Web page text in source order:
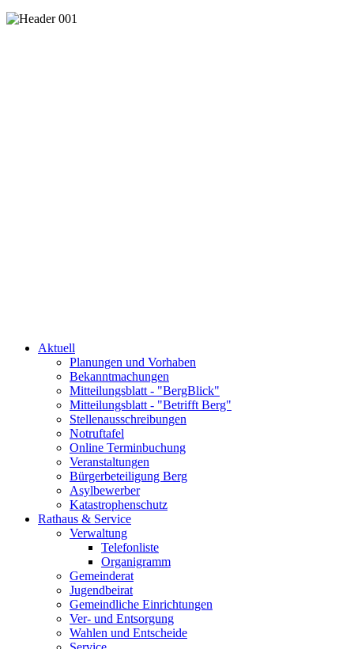
Aktuell
Planungen und Vorhaben
Bekanntmachungen
Mitteilungsblatt - "BergBlick"
Mitteilungsblatt - "Betrifft Berg"
Stellenausschreibungen
Notruftafel
Online Terminbuchung
Veranstaltungen
Bürgerbeteiligung Berg
Asylbewerber
Katastrophenschutz
Rathaus & Service
Verwaltung
Telefonliste
Organigramm
Gemeinderat
Jugendbeirat
Gemeindliche Einrichtungen
Ver- und Entsorgung
Wahlen und Entscheide